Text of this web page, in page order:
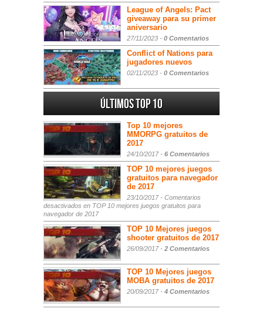
League of Angels: Pact
giveaway para su primer
aniversario
27/11/2023 - 0 Comentarios
Conflict of Nations para
jugadores nuevos
02/11/2023 - 0 Comentarios
Últimos Top 10
Top 10 mejores
MMORPG gratuitos de
2017
24/10/2017 - 6 Comentarios
TOP 10 mejores juegos
gratuitos para navegador
de 2017
23/10/2017 - Comentarios
desactivados en TOP 10 mejores juegos gratuitos para
navegador de 2017
TOP 10 Mejores juegos
shooter gratuitos de 2017
26/09/2017 - 2 Comentarios
TOP 10 Mejores juegos
MOBA gratuitos de 2017
20/09/2017 - 4 Comentarios